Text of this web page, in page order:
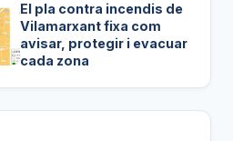
El pla contra incendis de
Vilamarxant fixa com
avisar, protegir i evacuar
cada zona